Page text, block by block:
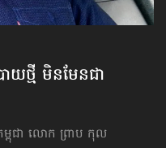
យ​ថ្មី មិនមែន​ជា​
ម្ពុជា លោក ព្រាប កុល